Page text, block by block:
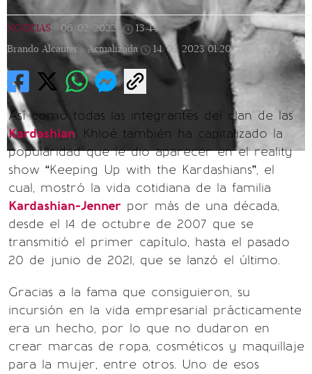
NOTICIAS 06/02/2022 13:44
Brando Alcauter | Actualizada 14/05/2023 01:20
Así como todas las integrantes del clan de las
Kardashian, Khloé también ha capitalizado la
popularidad que le dio aparecer en el reality
show “Keeping Up with the Kardashians”, el
cual, mostró la vida cotidiana de la familia
Kardashian-Jenner por más de una década,
desde el 14 de octubre de 2007 que se
transmitió el primer capítulo, hasta el pasado
20 de junio de 2021, que se lanzó el último.
Gracias a la fama que consiguieron, su
incursión en la vida empresarial prácticamente
era un hecho, por lo que no dudaron en
crear marcas de ropa, cosméticos y maquillaje
para la mujer, entre otros. Uno de esos